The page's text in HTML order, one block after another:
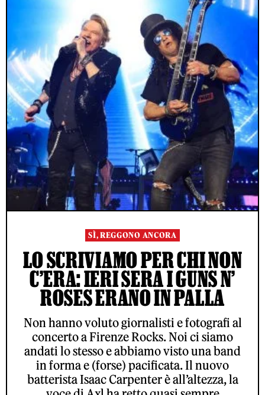
SÌ, REGGONO ANCORA
LO SCRIVIAMO PER CHI NON
C’ERA: IERI SERA I GUNS N’
ROSES ERANO IN PALLA
Non hanno voluto giornalisti e fotografi al
concerto a Firenze Rocks. Noi ci siamo
andati lo stesso e abbiamo visto una band
in forma e (forse) pacificata. Il nuovo
batterista Isaac Carpenter è all’altezza, la